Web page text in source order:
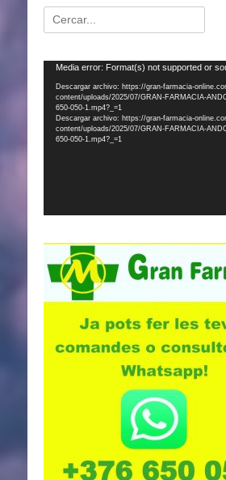
Buscar:
Reproductor
vídeo
Media error: Format(s) not supported or
Descargar archivo: https://gran-farmacia-
content/uploads/2025/07/GRAN-FARMACIA-
650-050-1.mp4?_=1
Descargar archivo: https://gran-farmacia-
content/uploads/2025/07/GRAN-FARMACIA-
650-050-1.mp4?_=1